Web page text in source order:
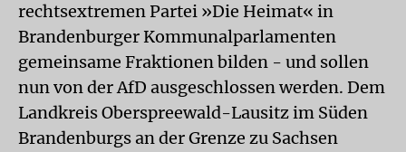
rechtsextremen Partei »Die Heimat« in
Brandenburger Kommunalparlamenten
gemeinsame Fraktionen bilden - und sollen
nun von der AfD ausgeschlossen werden. Dem
Landkreis Oberspreewald-Lausitz im Süden
Brandenburgs an der Grenze zu Sachsen